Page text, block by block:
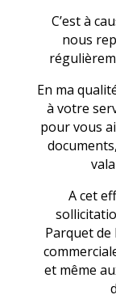
C’est à
nous
En ma
à votre
pour vous
A cet
Parquet de
et même